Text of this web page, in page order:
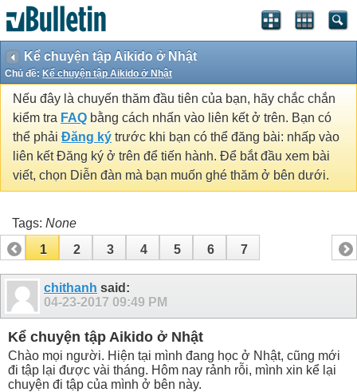
Kể chuyện tập Aikido ở Nhật
Chủ đề: Kể chuyện tập Aikido ở Nhật
Nếu đây là chuyến thăm đầu tiên của bạn, hãy chắc chắn
kiểm tra FAQ bằng cách nhấn vào liên kết ở trên. Bạn có
thể phải Đăng ký trước khi bạn có thể đăng bài: nhấp vào
liên kết Đăng ký ở trên để tiến hành. Để bắt đầu xem bài
viết, chọn Diễn đàn mà bạn muốn ghé thăm ở bên dưới.
Tags: None
1
2 3 4 5 6 7
chithanh said:
04-23-2017 09:49 PM
Kể chuyện tập Aikido ở Nhật
Chào mọi người. Hiện tại mình đang học ở Nhật, cũng mới
đi tập lại được vài tháng. Hôm nay rảnh rỗi, mình xin kể lại
chuyện đi tập của mình ở bên này.